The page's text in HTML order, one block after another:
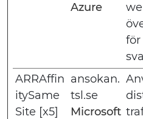
Azure
ARRAffin
itySame
Site [x5]
ansokan.
tsl.se
Microsoft